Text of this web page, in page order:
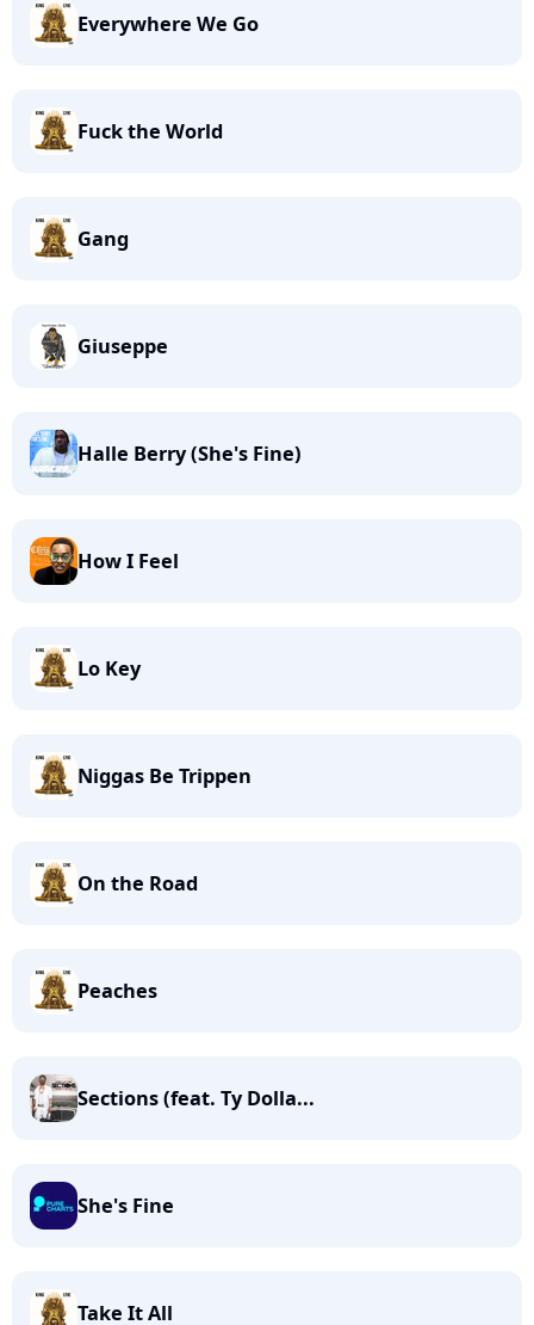
Everywhere We Go
Fuck the World
Gang
Giuseppe
Halle Berry (She's Fine)
How I Feel
Lo Key
Niggas Be Trippen
On the Road
Peaches
Sections (feat. Ty Dolla...
She's Fine
Take It All